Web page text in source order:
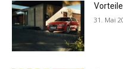
31. Mai